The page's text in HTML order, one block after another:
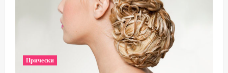
Прически